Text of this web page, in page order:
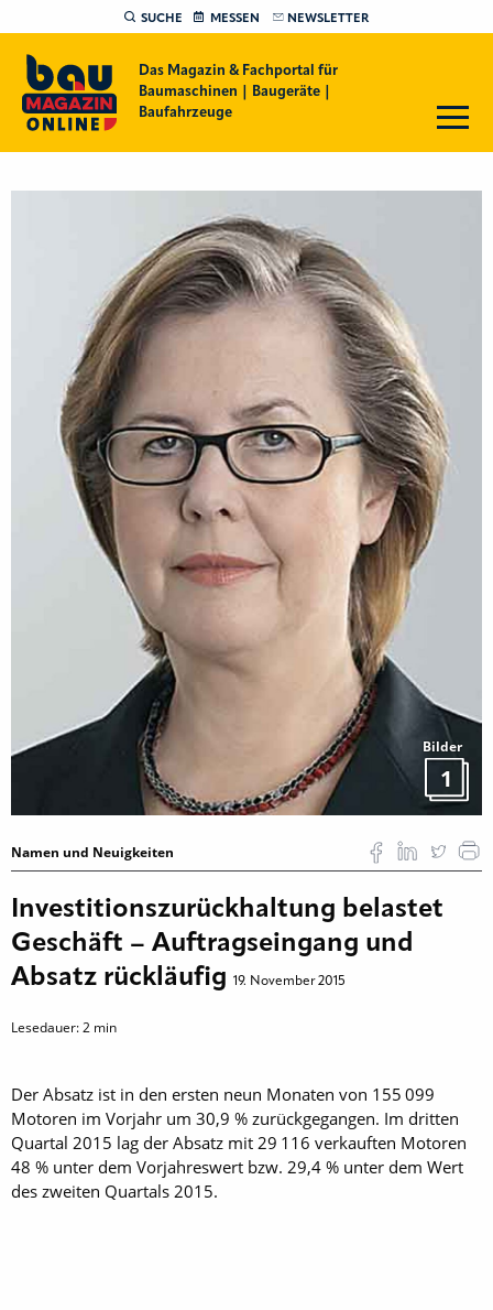
SUCHE MESSEN NEWSLETTER
Das Magazin & Fachportal für
Baumaschinen | Baugeräte |
Baufahrzeuge
Bilder
1
Namen und Neuigkeiten
Investitionszurückhaltung belastet
Geschäft – Auftragseingang und
Absatz rückläufig 19. November 2015
Lesedauer:2 min
Der Absatz ist in den ersten neun Monaten von 155 099
Motoren im Vorjahr um 30,9 % zurückgegangen. Im dritten
Quartal 2015 lag der Absatz mit 29 116 verkauften Motoren
48 % unter dem Vorjahreswert bzw. 29,4 % unter dem Wert
des zweiten Quartals 2015.